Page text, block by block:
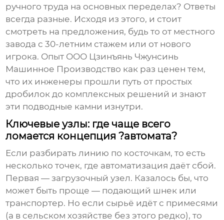
ручного труда на основных переделах? Ответы
всегда разные. Исходя из этого, и стоит
смотреть на предложения, будь то от местного
завода с 30-летним стажем или от нового
игрока. Опыт ООО Цзинъянь Чжунсинь
Машинное Производство как раз ценен тем,
что их инженеры прошли путь от простых
дробилок до комплексных решений и знают
эти подводные камни изнутри.
Ключевые узлы: где чаще всего
ломается концепция ?автомата?
Если разбирать линию по косточкам, то есть
несколько точек, где автоматизация даёт сбой.
Первая — загрузочный узел. Казалось бы, что
может быть проще — подающий шнек или
транспортер. Но если сырьё идёт с примесями
(а в сельском хозяйстве без этого редко), то